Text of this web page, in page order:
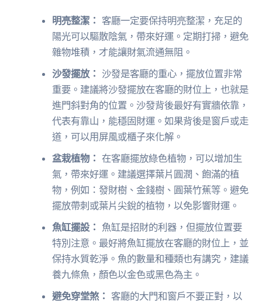
明亮整潔： 客廳一定要保持明亮整潔，充足的
陽光可以驅散陰氣，帶來好運。定期打掃，避免
雜物堆積，才能讓財氣流通無阻。
沙發擺放： 沙發是客廳的重心，擺放位置非常
重要。建議將沙發擺放在客廳的財位上，也就是
進門斜對角的位置。沙發背後最好有實牆依靠，
代表有靠山，能穩固財運。如果背後是窗戶或走
道，可以用屏風或櫃子來化解。
盆栽植物： 在客廳擺放綠色植物，可以增加生
氣，帶來好運。建議選擇葉片圓潤、飽滿的植
物，例如：發財樹、金錢樹、圓葉竹蕉等。避免
擺放帶刺或葉片尖銳的植物，以免影響財運。
魚缸擺設： 魚缸是招財的利器，但擺放位置要
特別注意。最好將魚缸擺放在客廳的財位上，並
保持水質乾淨。魚的數量和種類也有講究，建議
養九條魚，顏色以金色或黑色為主。
避免穿堂煞： 客廳的大門和窗戶不要正對，以